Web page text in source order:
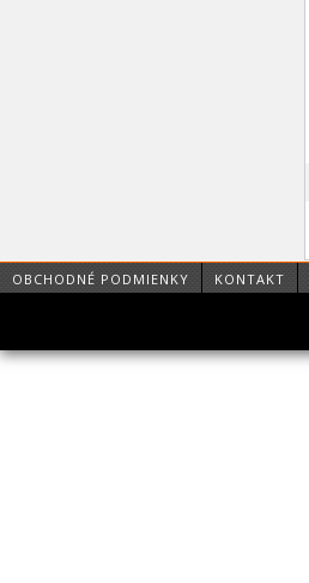
OBCHODNÉ PODMIENKY KONTAKT